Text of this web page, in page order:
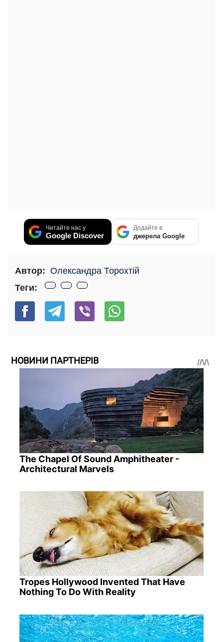
Читайте нас у
Google Discover
Додайте в
джерела Google
Автор: Олександра Торохтій
Теги:
НОВИНИ ПАРТНЕРІВ
The Chapel Of Sound Amphitheater -
Architectural Marvels
Tropes Hollywood Invented That Have
Nothing To Do With Reality